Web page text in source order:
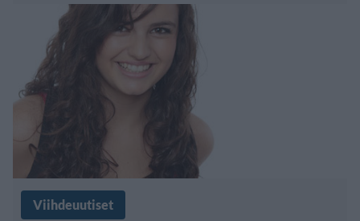
Viihdeuutiset